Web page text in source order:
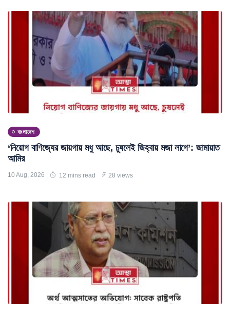
বাংলাদেশ
‘নিয়োগ বাণিজ্যের জায়গায় মধু আছে, চুষলেই জিহ্বায় মজা লাগে’: জামায়াত
আমির
10 Aug, 2026 12 mins read 28 views